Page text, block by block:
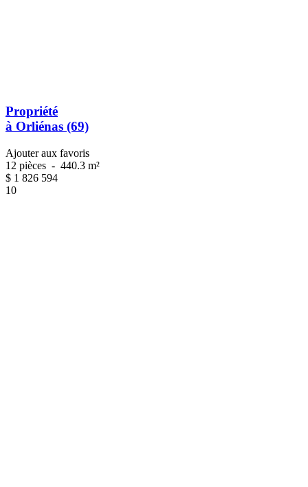
Propriété
à Orliénas (69)
Ajouter aux favoris
12 pièces - 440.3 m²
$ 1 826 594
10